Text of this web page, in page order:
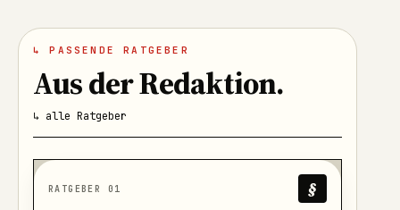
↳ PASSENDE RATGEBER
Aus der Redaktion.
↳ alle Ratgeber
RATGEBER 01 §